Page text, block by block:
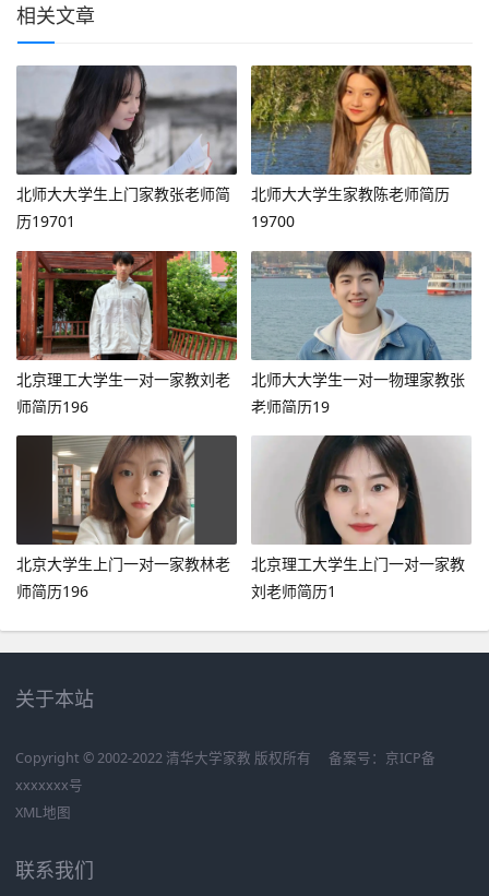
相关文章
北师大大学生上门家教张老师简
历19701
北师大大学生家教陈老师简历
19700
北京理工大学生一对一家教刘老
师简历196
北师大大学生一对一物理家教张
老师简历19
北京大学生上门一对一家教林老
师简历196
北京理工大学生上门一对一家教
刘老师简历1
关于本站
Copyright © 2002-2022 清华大学家教 版权所有 备案号： 京ICP备
xxxxxxx号
XML地图
联系我们